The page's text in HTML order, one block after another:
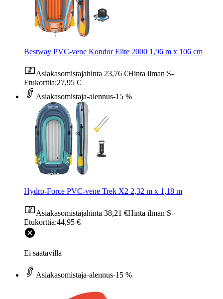
Bestway PVC-vene Kondor Elite 2000 1,96 m x 106 cm
Asiakasomistajahinta 23,76 €Hinta ilman S-
Etukorttia:27,95 €
Asiakasomistaja-alennus-15 %
Hydro-Force PVC-vene Trek X2 2,32 m x 1,18 m
Asiakasomistajahinta 38,21 €Hinta ilman S-
Etukorttia:44,95 €
Ei saatavilla
Asiakasomistaja-alennus-15 %